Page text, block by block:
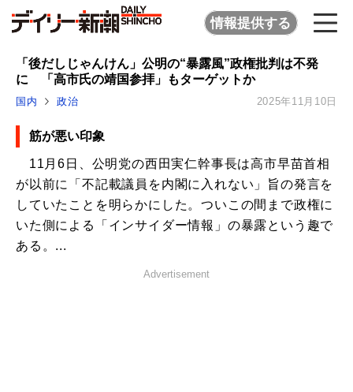
情報提供する
「後だしじゃんけん」公明の“暴露風”政権批判は不発
に 「高市氏の靖国参拝」もターゲットか
国内 政治 2025年11月10日
筋が悪い印象
11月6日、公明党の西田実仁幹事長は高市早苗首相
が以前に「不記載議員を内閣に入れない」旨の発言を
していたことを明らかにした。ついこの間まで政権に
いた側による「インサイダー情報」の暴露という趣で
ある。...
Advertisement